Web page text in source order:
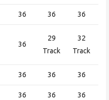
36 36 36
36
29
Track
32
Track
36 36 36
36 36 36